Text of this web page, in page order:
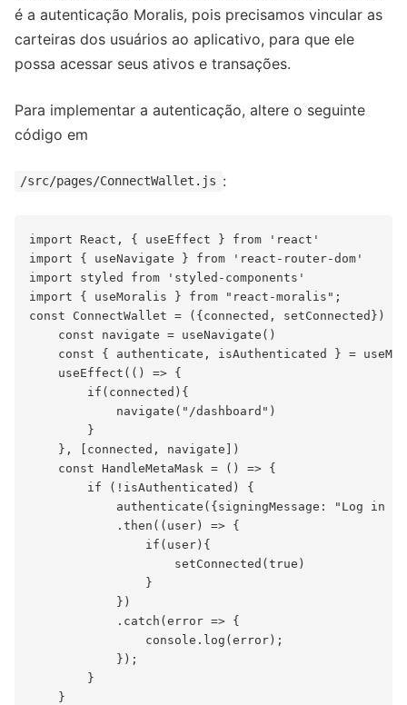
é a autenticação Moralis, pois precisamos vincular as
carteiras dos usuários ao aplicativo, para que ele
possa acessar seus ativos e transações.
Para implementar a autenticação, altere o seguinte
código em
/src/pages/ConnectWallet.js :
import React, { useEffect } from 'react'
import { useNavigate } from 'react-router-dom'
import styled from 'styled-components'
import { useMoralis } from "react-moralis";
const ConnectWallet = ({connected, setConnected})
    const navigate = useNavigate()
const { authenticate, isAuthenticated } =
    useEffect(() => {
        if(connected){
            navigate("/dashboard")
        }
    }, [connected, navigate])
    const HandleMetaMask = () => {
        if (!isAuthenticated) {
authenticate({signingMessage: "Log in
            .then((user) => {
                if(user){
                    setConnected(true)
                }
            })
            .catch(error => {
                console.log(error);
            });
        }
    }